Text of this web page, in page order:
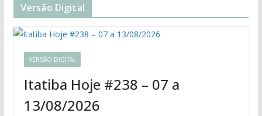
Versão Digital
VERSÃO DIGITAL
Itatiba Hoje #238 – 07 a
13/08/2026